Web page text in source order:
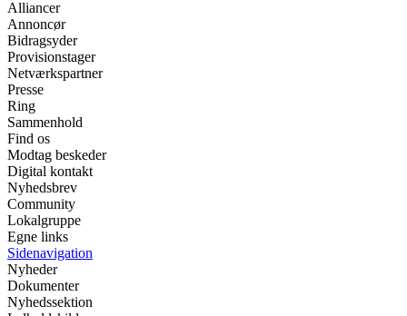
Alliancer
Annoncør
Bidragsyder
Provisionstager
Netværkspartner
Presse
Ring
Sammenhold
Find os
Modtag beskeder
Digital kontakt
Nyhedsbrev
Community
Lokalgruppe
Egne links
Sidenavigation
Nyheder
Dokumenter
Nyhedssektion